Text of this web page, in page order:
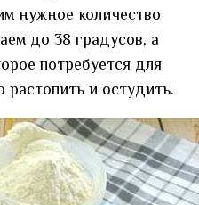
нужное количество
до 38 градусов, а
потребуется для
и остудить.